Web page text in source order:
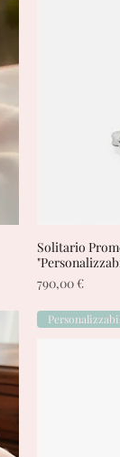
Solitario
Prezzo
790,00 €